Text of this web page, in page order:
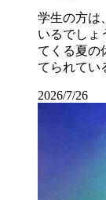
学生の方は
いるでしょ
てくる夏の
てられて
2026/7/26